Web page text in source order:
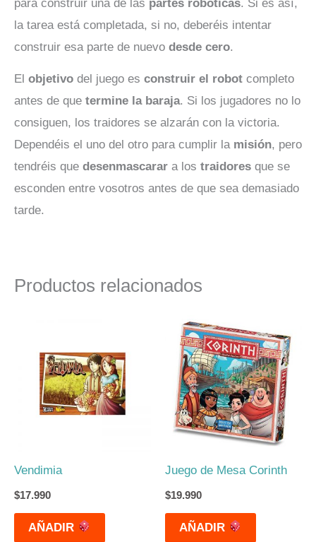
para construir una de las partes robóticas. Si es así,
la tarea está completada, si no, deberéis intentar
construir esa parte de nuevo desde cero.
El objetivo del juego es construir el robot completo
antes de que termine la baraja. Si los jugadores no lo
consiguen, los traidores se alzarán con la victoria.
Dependéis el uno del otro para cumplir lamisión, pero
tendréis que desenmascarar a los traidores que se
esconden entre vosotros antes de que sea demasiado
tarde.
Productos relacionados
Vendimia
$17.990
AÑADIR
Juego de Mesa Corinth
$19.990
AÑADIR